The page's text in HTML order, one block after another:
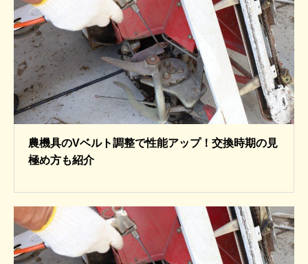
農機具のVベルト調整で性能アップ！交換時期の見
極め方も紹介